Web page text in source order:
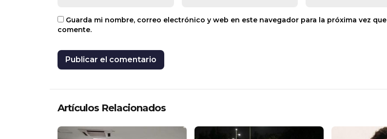
Guarda mi nombre, correo electrónico y web en este navegador para la próxima vez que
comente.
Artículos Relacionados